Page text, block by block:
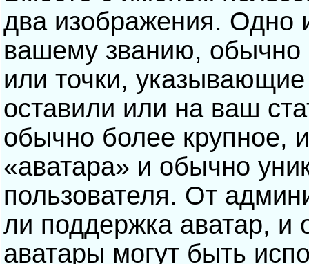
два изображения. Одно
вашему званию, обычно
или точки,
оставили или на ваш
обычно более крупное,
«аватара» и обычно
пользователя. От
ли поддержка аватар, и
аватары могут быть